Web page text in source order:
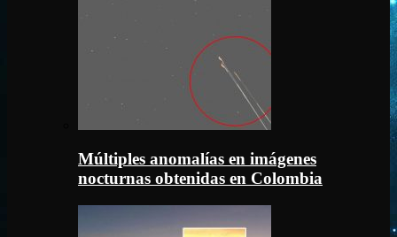
Múltiples anomalías en imágenes
nocturnas obtenidas en Colombia